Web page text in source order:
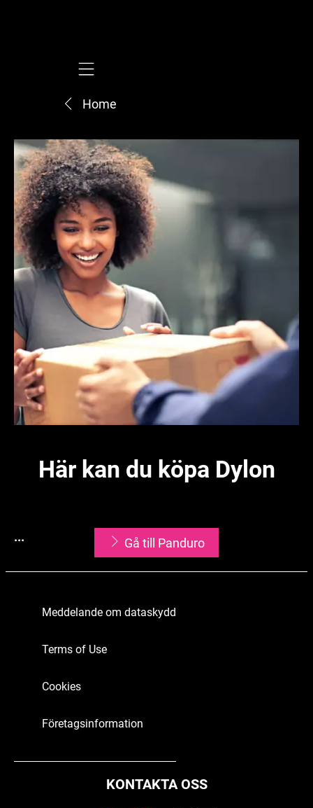
Mobile navigation
Home
Här kan du köpa Dylon
... Gå till Panduro
Meddelande om dataskydd
Terms of Use
Cookies
Företagsinformation
KONTAKTA OSS